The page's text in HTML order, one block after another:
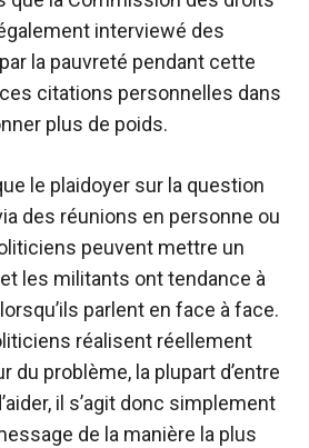
interviewé des
la pauvreté pendant cette
citations personnelles dans
plus de poids.
le plaidoyer sur la question
des réunions en personne ou
peuvent mettre un
les militants ont tendance à
parlent en face à face.
réalisent réellement
du problème, la plupart d’entre
il s’agit donc simplement
de la manière la plus